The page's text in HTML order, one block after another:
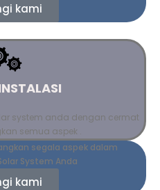
kami
system anda dengan cermat
semua aspek .
segala aspek dalam
System Anda
kami